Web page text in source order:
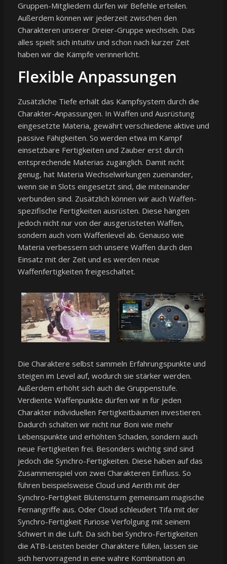
Gruppen-Mitgliedern dürfen wir Befehle erteilen.
Außerdem können wir jederzeit zwischen den
Charakteren unserer Dreier-Gruppe wechseln. Das
alles spielt sich intuitiv und schon nach kurzer Zeit
haben wir die Kämpfe verinnerlicht.
Flexible Anpassungen
Zusätzliche Tiefe erhält das Kampfsystem durch die
Charakter-Anpassungen. In Waffen und Ausrüstung
eingesetzte Materia, gewährt verschiedene aktive und
passive Fähigkeiten. So werden etwa im Kampf
einsetzbare Fertigkeiten und Zauber erst durch
entsprechende Materias zugänglich. Damit nicht
genug, hat Materia Wechselwirkungen zueinander,
wenn sie in Slots eingesetzt sind, die miteinander
verbunden sind. Zusätzlich können wir auch Waffen-
spezifische Fertigkeiten ausrüsten. Diese hängen
jedoch nicht nur von der ausgerüsteten Waffen,
sondern auch vom Waffenlevel ab. Genauso wie
Materia verbessern sich unsere Waffen durch den
Einsatz mit der Zeit und es werden neue
Waffenfertigkeiten freigeschaltet.
Die Charaktere selbst sammeln Erfahrungspunkte und
steigen im Level auf, wodurch sie stärker werden.
Außerdem erhöht sich auch die Gruppenstufe.
Verdiente Waffenpunkte dürfen wir in für jeden
Charakter individuellen Fertigkeitbäumen investieren.
Dadurch schalten wir nicht nur Boni wie mehr
Lebenspunkte und erhöhten Schaden, sondern auch
neue Fertigkeiten frei. Besonders wichtig sind sind
jedoch die Synchro-Fertigkeiten. Diese haben auf das
Zusammenspiel von zwei Charakteren Einfluss. So
führen beispielsweise Cloud und Aerith mit der
Synchro-Fertigkeit Blütensturm gemeinsam magische
Fernangriffe aus. Oder Cloud schleudert Tifa mit der
Synchro-Fertigkeit Furiose Verfolgung mit seinem
Schwert in die Luft. Da sich bei Synchro-Fertigkeiten
die ATB-Leisten beider Charaktere füllen, lassen sie
sich hervorragend in eine wahre Kombination an